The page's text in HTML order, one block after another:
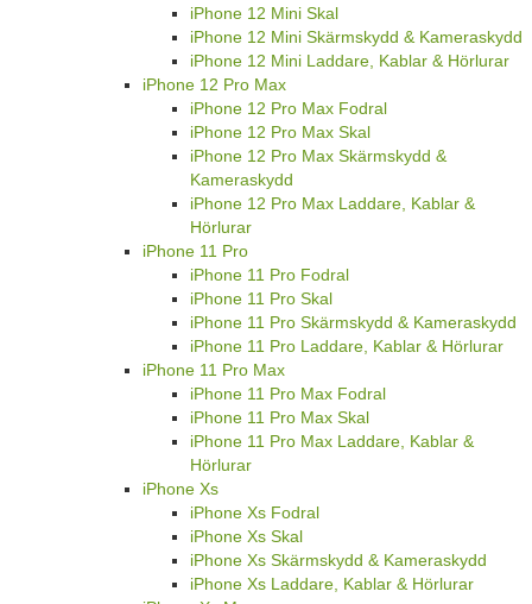
iPhone 12 Mini Skal
iPhone 12 Mini Skärmskydd & Kameraskydd
iPhone 12 Mini Laddare, Kablar & Hörlurar
iPhone 12 Pro Max
iPhone 12 Pro Max Fodral
iPhone 12 Pro Max Skal
iPhone 12 Pro Max Skärmskydd &
Kameraskydd
iPhone 12 Pro Max Laddare, Kablar &
Hörlurar
iPhone 11 Pro
iPhone 11 Pro Fodral
iPhone 11 Pro Skal
iPhone 11 Pro Skärmskydd & Kameraskydd
iPhone 11 Pro Laddare, Kablar & Hörlurar
iPhone 11 Pro Max
iPhone 11 Pro Max Fodral
iPhone 11 Pro Max Skal
iPhone 11 Pro Max Laddare, Kablar &
Hörlurar
iPhone Xs
iPhone Xs Fodral
iPhone Xs Skal
iPhone Xs Skärmskydd & Kameraskydd
iPhone Xs Laddare, Kablar & Hörlurar